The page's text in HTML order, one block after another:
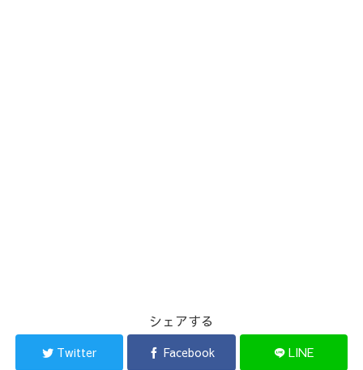
シェアする
Twitter Facebook LINE